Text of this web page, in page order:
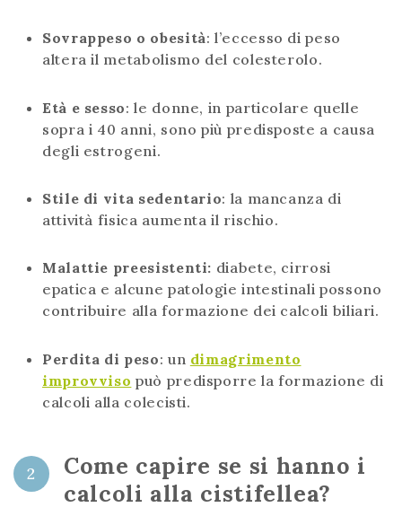
Sovrappeso o obesità: l’eccesso di peso
altera il metabolismo del colesterolo.
Età e sesso: le donne, in particolare quelle
sopra i 40 anni, sono più predisposte a causa
degli estrogeni.
Stile di vita sedentario: la mancanza di
attività fisica aumenta il rischio.
Malattie preesistenti: diabete, cirrosi
epatica e alcune patologie intestinali possono
contribuire alla formazione dei calcoli biliari.
Perdita di peso: un dimagrimento
improvviso può predisporre la formazione di
calcoli alla colecisti.
2
Come capire se si hanno i
calcoli alla cistifellea?